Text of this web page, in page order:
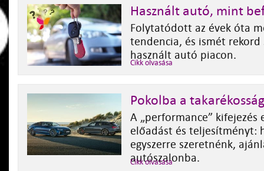
Használt autó, mint
Folytatódott az évek óta
tendencia, és ismét
használt autó piacon.
Cikk olvasása
Pokolba a
A „performance” kifejezés
előadást és teljesítményt:
egyszerre szeretnénk,
autószalonba.
Cikk olvasása